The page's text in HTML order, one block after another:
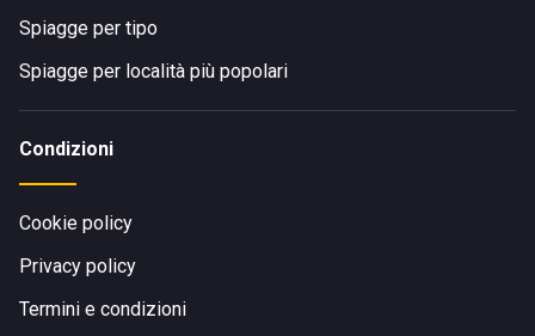
Spiagge per tipo
Spiagge per località più popolari
Condizioni
Cookie policy
Privacy policy
Termini e condizioni